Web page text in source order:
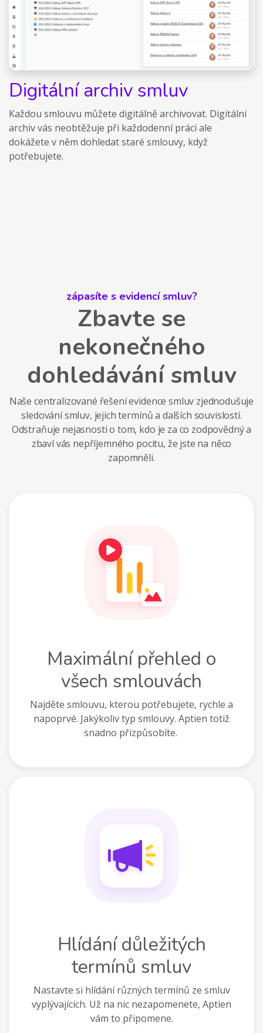
Digitální archiv smluv
Každou smlouvu můžete digitálně archivovat. Digitální
archiv vás neobtěžuje při každodenní práci ale
dokážete v něm dohledat staré smlouvy, když
potřebujete.
zápasíte s evidencí smluv?
Zbavte se
nekonečného
dohledávání smluv
Naše centralizované řešení evidence smluv zjednodušuje
sledování smluv, jejich termínů a dalších souvislostí.
Odstraňuje nejasnosti o tom, kdo je za co zodpovědný a
zbaví vás nepříjemného pocitu, že jste na něco
zapomněli.
Maximální přehled o
všech smlouvách
Najděte smlouvu, kterou potřebujete, rychle a
napoprvé. Jakýkoliv typ smlouvy. Aptien totiž
snadno přizpůsobíte.
Hlídání důležitých
termínů smluv
Nastavte si hlídání různých termínů ze smluv
vyplývajících. Už na nic nezapomenete, Aptien
vám to připomene.